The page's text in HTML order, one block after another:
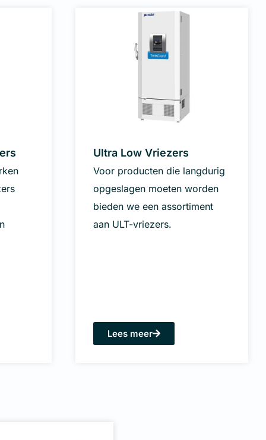
Ultra Low Vriezers
Voor producten die langdurig
opgeslagen moeten worden
bieden we een assortiment
aan ULT-vriezers.
Lees meer